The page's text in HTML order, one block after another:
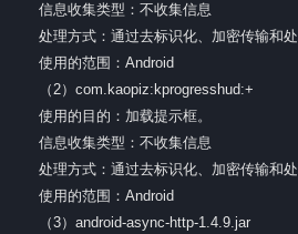
信息收集类型：不收集信息
处理方式：通过去标识化、加密传输和
使用的范围：Android
（2）com.kaopiz:kprogresshud:+
使用的目的：加载提示框。
信息收集类型：不收集信息
处理方式：通过去标识化、加密传输和
使用的范围：Android
（3）android-async-http-1.4.9.jar